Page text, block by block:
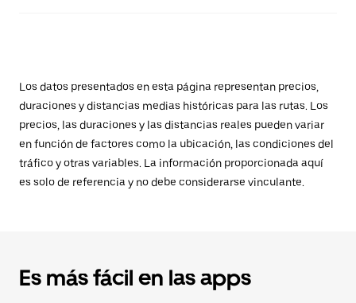
Los datos presentados en esta página representan precios,
duraciones y distancias medias históricas para las rutas. Los
precios, las duraciones y las distancias reales pueden variar
en función de factores como la ubicación, las condiciones del
tráfico y otras variables. La información proporcionada aquí
es solo de referencia y no debe considerarse vinculante.
Es más fácil en las apps